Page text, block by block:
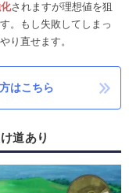
されますが理想値を狙
。もし失敗してしまっ
り直せます。
はこちら
道あり